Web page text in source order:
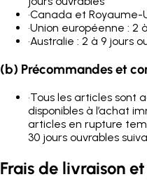
•Canada et Royaume-
•Union européenne : 2
•Australie : 2 à 9 jours
(b) Précommandes et
•Tous les articles sont
disponibles à l’achat
articles en rupture
30 jours ouvrables
Frais de livraison